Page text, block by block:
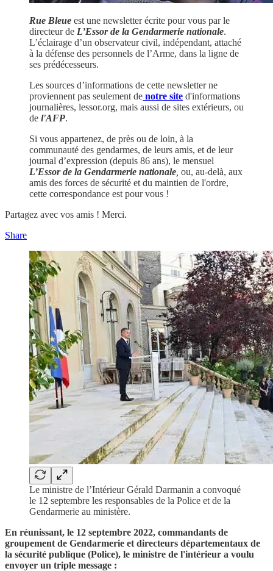
Rue Bleue est une newsletter écrite pour vous par le
directeur de L’Essor de la Gendarmerie nationale.
L’éclairage d’un observateur civil, indépendant, attaché
à la défense des personnels de l’Arme, dans la ligne de
ses prédécesseurs.
Les sources d’informations de cette newsletter ne
proviennent pas seulement de notre site d'informations
journalières, lessor.org, mais aussi de sites extérieurs, ou
de l'AFP.
Si vous appartenez, de près ou de loin, à la
communauté des gendarmes, de leurs amis, et de leur
journal d’expression (depuis 86 ans), le mensuel
L’Essor de la Gendarmerie nationale ou, au-delà, aux
amis des forces de sécurité et du maintien de l'ordre,
cette correspondance est pour vous !
Partagez avec vos amis ! Merci.
Share
Le ministre de l’Intérieur Gérald Darmanin a convoqué
le 12 septembre les responsables de la Police et de la
Gendarmerie au ministère.
En réunissant, le 12 septembre 2022, commandants de
groupement de Gendarmerie et directeurs départementaux de
la sécurité publique (Police), le ministre de l'intérieur a voulu
envoyer un triple message :